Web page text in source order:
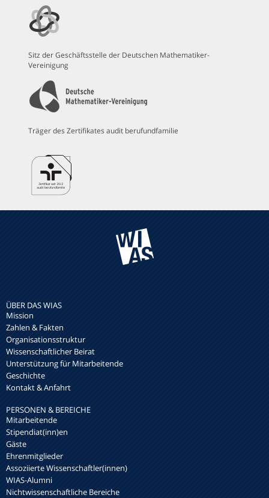
Sitz der Geschäftsstelle der Deutschen Mathematiker-
Vereinigung
Träger des Zertifikates audit berufundfamilie
ÜBER DAS WIAS
Mission
Zahlen & Fakten
Organisationsstruktur
Wissenschaftlicher Beirat
Unterstützung für Mitarbeitende
Geschichte
Kontakt & Anfahrt
PERSONEN & BEREICHE
Mitarbeitende
Stipendiat(inn)en
Gäste
Ehrenmitglieder
Assoziierte Wissenschaftler(innen)
WIAS-Alumni
Nichtwissenschaftliche Bereiche